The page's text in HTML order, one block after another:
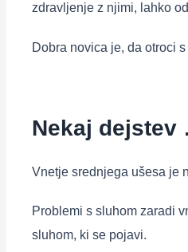
zdravljenje z njimi, lahko
Dobra novica je, da otroci
Nekaj dejstev
Vnetje srednjega ušesa je
Problemi s sluhom zaradi
sluhom, ki se pojavi.